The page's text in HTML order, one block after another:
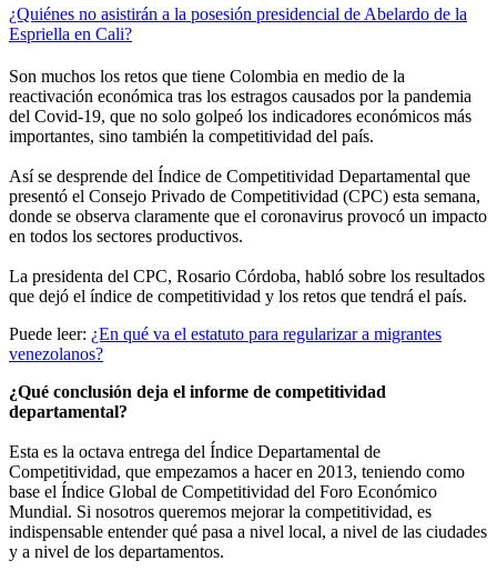
¿Quiénes no asistirán a la posesión presidencial de Abelardo de la
Espriella en Cali?
Son muchos los retos que tiene Colombia en medio de la
reactivación económica tras los estragos causados por la pandemia
del Covid-19, que no solo golpeó los indicadores económicos más
importantes, sino también la competitividad del país.
Así se desprende del Índice de Competitividad Departamental que
presentó el Consejo Privado de Competitividad (CPC) esta semana,
donde se observa claramente que el coronavirus provocó un impacto
en todos los sectores productivos.
La presidenta del CPC, Rosario Córdoba, habló sobre los resultados
que dejó el índice de competitividad y los retos que tendrá el país.
Puede leer: ¿En qué va el estatuto para regularizar a migrantes
venezolanos?
¿Qué conclusión deja el informe de competitividad
departamental?
Esta es la octava entrega del Índice Departamental de
Competitividad, que empezamos a hacer en 2013, teniendo como
base el Índice Global de Competitividad del Foro Económico
Mundial. Si nosotros queremos mejorar la competitividad, es
indispensable entender qué pasa a nivel local, a nivel de las ciudades
y a nivel de los departamentos.